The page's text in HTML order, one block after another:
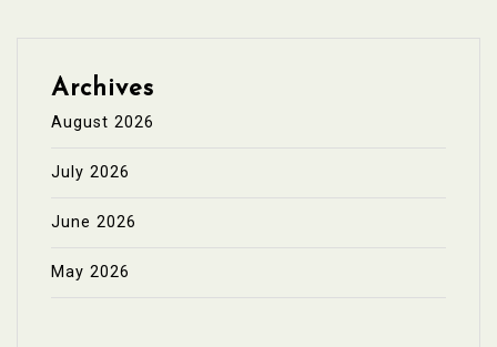
Archives
August 2026
July 2026
June 2026
May 2026